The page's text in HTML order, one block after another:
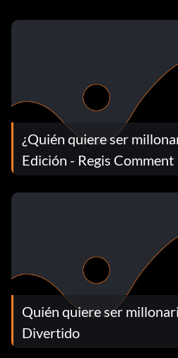
¿Quién quiere ser
Edición - Regis Comment
Quién quiere ser
Divertido